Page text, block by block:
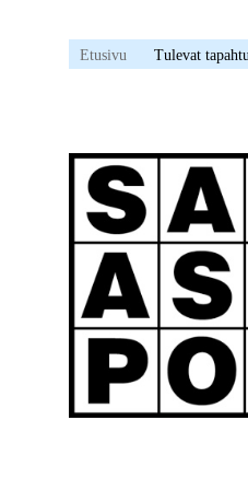
Etusivu Tulevat
ry